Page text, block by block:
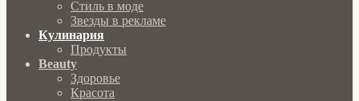
Стиль в моде
Звезды в рекламе
Кулинария
Продукты
Beauty
Здоровье
Красота